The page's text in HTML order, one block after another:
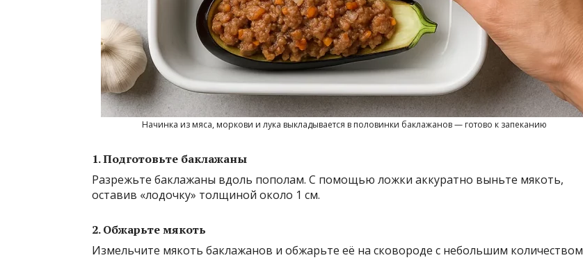
Начинка из мяса, моркови и лука выкладывается в половинки баклажанов — готово к запеканию
1. Подготовьте баклажаны
Разрежьте баклажаны вдоль пополам. С помощью ложки аккуратно выньте мякоть,
оставив «лодочку» толщиной около 1 см.
2. Обжарьте мякоть
Измельчите мякоть баклажанов и обжарьте её на сковороде с небольшим количеством